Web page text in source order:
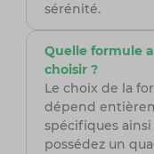
sérénité.
Quelle formule
choisir ?
Le choix de la
dépend
spécifiques
possédez un